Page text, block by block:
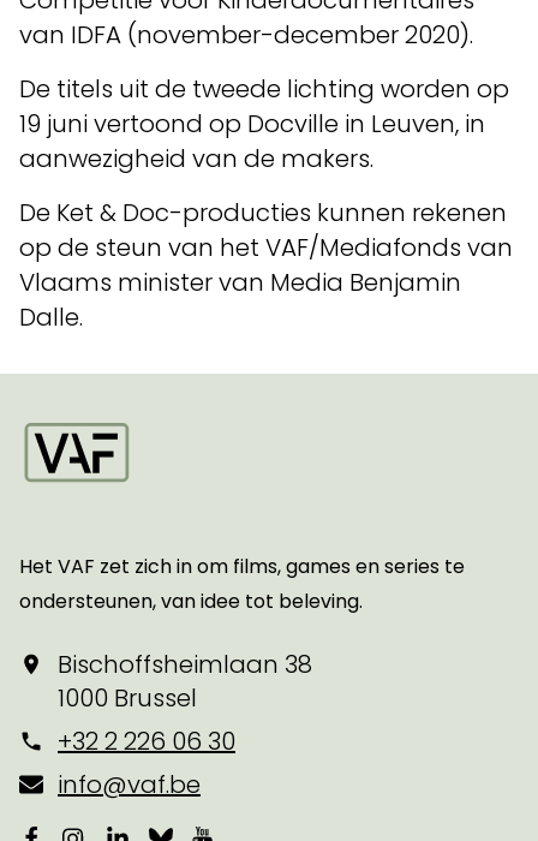
van IDFA (november-december 2020).
De titels uit de tweede lichting worden op
19 juni vertoond op Docville in Leuven, in
aanwezigheid van de makers.
De Ket & Doc-producties kunnen rekenen
op de steun van het VAF/Mediafonds van
Vlaams minister van Media Benjamin
Dalle.
Het VAF zet zich in om films, games en series te
ondersteunen, van idee tot beleving.
Bischoffsheimlaan 38
1000 Brussel
+32 2 226 06 30
info@vaf.be